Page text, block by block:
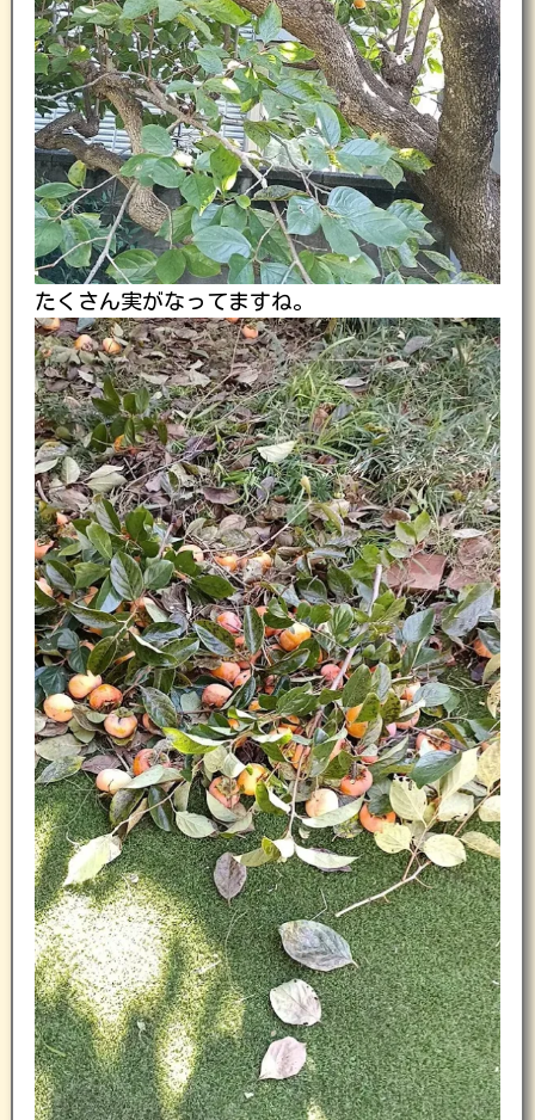
たくさん実がなってますね。